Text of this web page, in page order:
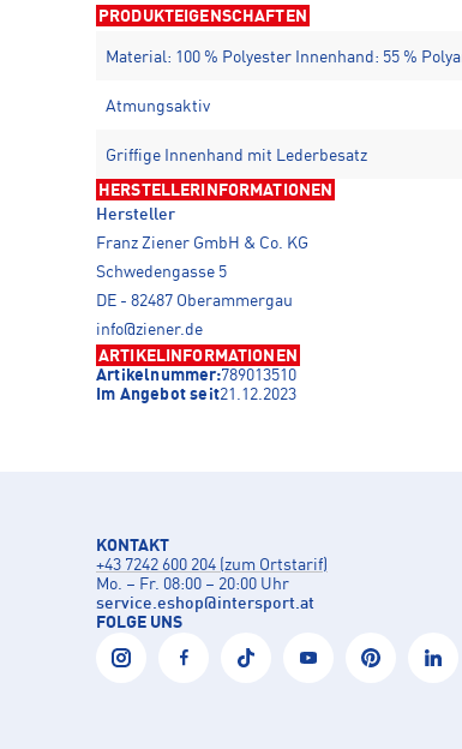
PRODUKTEIGENSCHAFTEN
Material: 100 % Polyester Innenhand: 55 %
Atmungsaktiv
Griffige Innenhand mit Lederbesatz
HERSTELLERINFORMATIONEN
Hersteller
Franz Ziener GmbH & Co. KG
Schwedengasse 5
DE - 82487 Oberammergau
info@ziener.de
ARTIKELINFORMATIONEN
Artikelnummer:789013510
Im Angebot seit21.12.2023
KONTAKT
+43 7242 600 204 (zum Ortstarif)
Mo. – Fr. 08:00 – 20:00 Uhr
service.eshop@intersport.at
FOLGE UNS